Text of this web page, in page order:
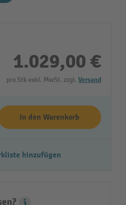
1.029,00 €
pro Stk exkl. MwSt. zzgl. Versand
In den Warenkorb
hinzufügen